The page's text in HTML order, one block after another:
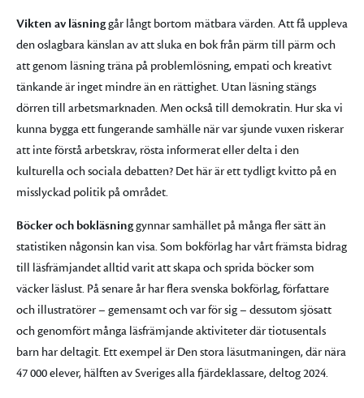
Vikten av läsninggår långt bortom mätbara värden. Att få uppleva
den oslagbara känslan av att sluka en bok från pärm till pärm och
att genom läsning träna på problemlösning, empati och kreativt
tänkande är inget mindre än en rättighet. Utan läsning stängs
dörren till arbetsmarknaden. Men också till demokratin. Hur ska vi
kunna bygga ett fungerande samhälle när var sjunde vuxen riskerar
att inte förstå arbetskrav, rösta informerat eller delta i den
kulturella och sociala debatten? Det här är ett tydligt kvitto på en
misslyckad politik på området.
Böcker och bokläsninggynnar samhället på många fler sätt än
statistiken någonsin kan visa. Som bokförlag har vårt främsta bidrag
till läsfrämjandet alltid varit att skapa och sprida böcker som
väcker läslust. På senare år har flera svenska bokförlag, författare
och illustratörer – gemensamt och var för sig – dessutom sjösatt
och genomfört många läsfrämjande aktiviteter där tiotusentals
barn har deltagit. Ett exempel är Den stora läsutmaningen, där nära
47 000 elever, hälften av Sveriges alla fjärdeklassare, deltog 2024.